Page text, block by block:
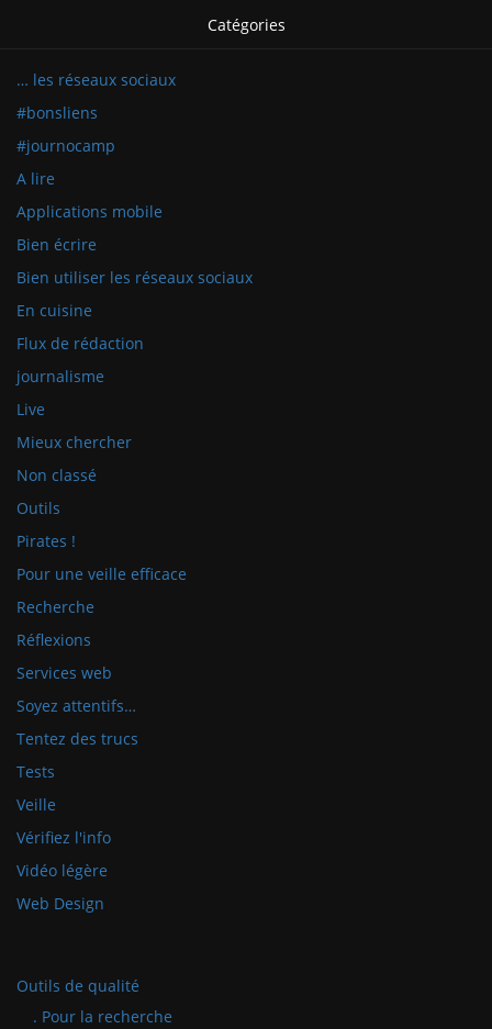
Catégories
… les réseaux sociaux
#bonsliens
#journocamp
A lire
Applications mobile
Bien écrire
Bien utiliser les réseaux sociaux
En cuisine
Flux de rédaction
journalisme
Live
Mieux chercher
Non classé
Outils
Pirates !
Pour une veille efficace
Recherche
Réflexions
Services web
Soyez attentifs…
Tentez des trucs
Tests
Veille
Vérifiez l'info
Vidéo légère
Web Design
Outils de qualité
. Pour la recherche